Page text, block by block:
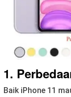
1.
Baik iPhone 11